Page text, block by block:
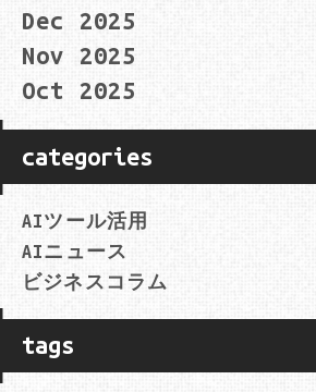
Dec 2025
Nov 2025
Oct 2025
categories
AIツール活用
AIニュース
ビジネスコラム
tags